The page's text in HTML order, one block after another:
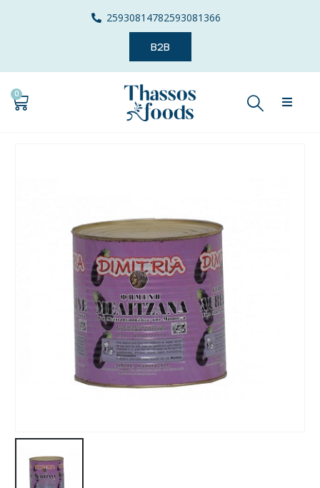
25930814782593081366
B2B
0